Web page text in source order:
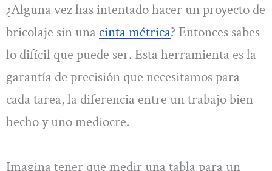
¿Alguna vez has intentado hacer un proyecto de
bricolaje sin una cinta métrica? Entonces sabes
lo difícil que puede ser. Esta herramienta es la
garantía de precisión que necesitamos para
cada tarea, la diferencia entre un trabajo bien
hecho y uno mediocre.
Imagina tener que medir una tabla para un